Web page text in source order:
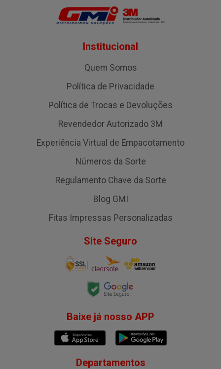
Institucional
Quem Somos
Política de Privacidade
Política de Trocas e Devoluções
Revendedor Autorizado 3M
Experiência Virtual de Empacotamento
Números da Sorte
Regulamento Chave da Sorte
Blog GMI
Fitas Impressas Personalizadas
Site Seguro
Baixe já nosso APP
Departamentos